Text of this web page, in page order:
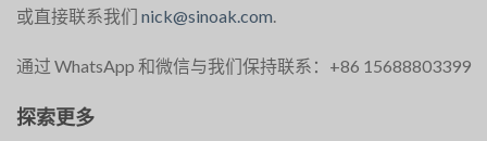
或直接联系我们 nick@sinoak.com.
通过 WhatsApp 和微信与我们保持联系：+86 15688803399
探索更多